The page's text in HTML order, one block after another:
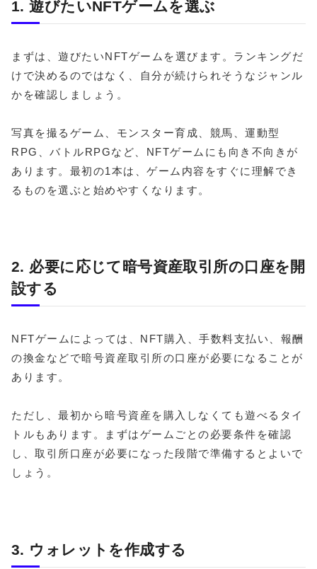
1. 遊びたいNFTゲームを選ぶ
まずは、遊びたいNFTゲームを選びます。ランキングだ
けで決めるのではなく、自分が続けられそうなジャンル
かを確認しましょう。
写真を撮るゲーム、モンスター育成、競馬、運動型
RPG、バトルRPGなど、NFTゲームにも向き不向きが
あります。最初の1本は、ゲーム内容をすぐに理解でき
るものを選ぶと始めやすくなります。
2. 必要に応じて暗号資産取引所の口座を開
設する
NFTゲームによっては、NFT購入、手数料支払い、報酬
の換金などで暗号資産取引所の口座が必要になることが
あります。
ただし、最初から暗号資産を購入しなくても遊べるタイ
トルもあります。まずはゲームごとの必要条件を確認
し、取引所口座が必要になった段階で準備するとよいで
しょう。
3. ウォレットを作成する